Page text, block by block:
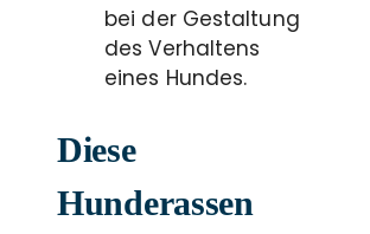
bei der Gestaltung
des Verhaltens
eines Hundes.
Diese
Hunderassen